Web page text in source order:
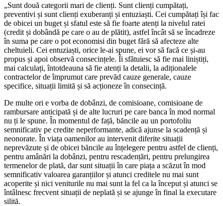
„Sunt două categorii mari de clienți. Sunt clienți cumpătați,
preventivi și sunt clienți exuberanți și entuziaști. Cei cumpătați își fac
de obicei un buget și sfatul este să fie foarte atenți la nivelul ratei
(credit și dobândă pe care o au de plătit), astfel încât să se încadreze
în suma pe care o pot economisi din buget fără să afecteze alte
cheltuieli. Cei entuziaști, orice le-ai spune, ei vor să facă ce și-au
propus și apoi observă consecințele. Îi sfătuiesc să fie mai liniștiți,
mai calculați, întotdeauna să fie atenți la detalii, la adiționalele
contractelor de împrumut care prevăd cauze generale, cauze
specifice, situații limită și să acționeze în consecință.
De multe ori e vorba de dobânzi, de comisioane, comisioane de
rambursare anticipată și de alte lucruri pe care banca în mod normal
nu ți le spune. În momentul de față, băncile au un portofoliu
semnificativ pe credite neperformante, adică ajunse la scadență și
neonorate. În viața oamenilor au intervenit diferite situații
neprevăzute și de obicei băncile au înțelegere pentru astfel de clienți,
pentru amânări la dobânzi, pentru rescadențări, pentru prelungirea
termenelor de plată, dar sunt situații în care piața a scăzut în mod
semnificativ valoarea garanțiilor și atunci creditele nu mai sunt
acoperite și nici veniturile nu mai sunt la fel ca la început și atunci se
întâlnesc frecvent situații de neplată și se ajunge în final la executare
silită.